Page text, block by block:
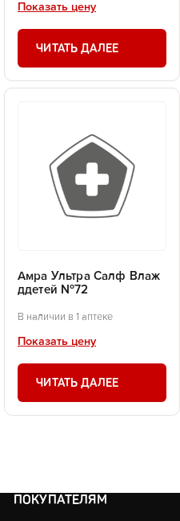
Показать цену
ЧИТАТЬ ДАЛЕЕ
Амра Ультра Салф Влаж
ддетей №72
В наличии в 1 аптеке
Показать цену
ЧИТАТЬ ДАЛЕЕ
ПОКУПАТЕЛЯМ